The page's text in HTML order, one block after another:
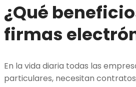
¿Qué
firmas
En la vida diaria todas las
particulares, necesitan